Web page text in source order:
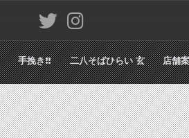
手挽き!! 二八そばひらい 玄 店舗